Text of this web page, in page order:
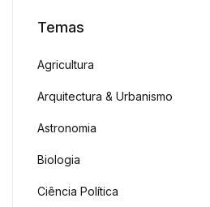
Temas
Agricultura
Arquitectura & Urbanismo
Astronomia
Biologia
Ciência Política